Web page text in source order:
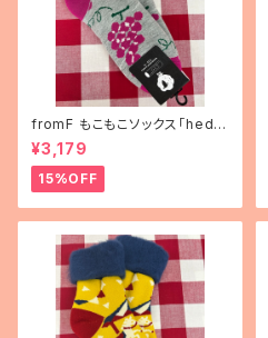
fromF もこもこソックス「hedel
mä（果物）」
¥3,179
15%OFF